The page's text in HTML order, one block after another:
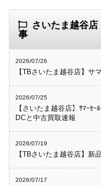
さいたま越谷
事
2026/07/26
【TBさいたま越谷店】サ
2026/07/25
【さいたま越谷店】ｻﾏｰｾｰ
DCと中古買取速報
2026/07/19
【TBさいたま越谷店】新
2026/07/17